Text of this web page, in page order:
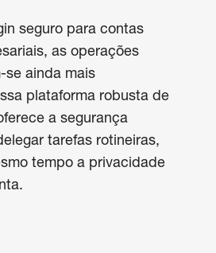
seguro para contas
as operações
se ainda mais
plataforma robusta de
a segurança
tarefas rotineiras,
tempo a privacidade